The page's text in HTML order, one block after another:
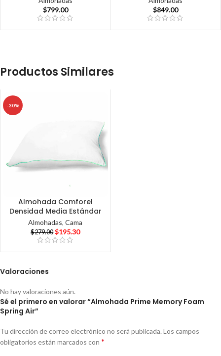
$799.00
$849.00
Productos Similares
-30%
Almohada Comforel
Densidad Media Estándar
Almohadas,Cama
$279.00 $195.30
Valoraciones
No hay valoraciones aún.
Sé el primero en valorar “Almohada Prime Memory Foam
Spring Air”
Tu dirección de correo electrónico no será publicada. Los campos
obligatorios están marcados con *